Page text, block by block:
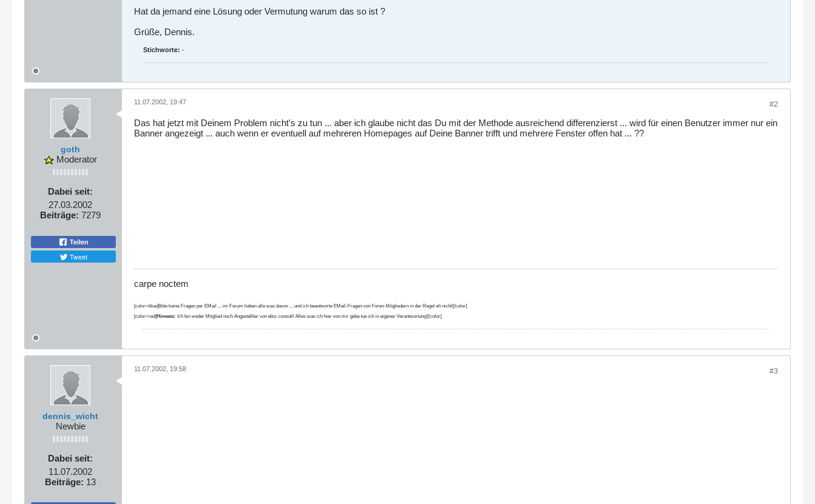
Hat da jemand eine Lösung oder Vermutung warum das so ist ?
Grüße, Dennis.
Stichworte: -
goth
Moderator
Dabei seit:
27.03.2002
Beiträge: 7279
Teilen
Tweet
#2
11.07.2002, 19:47
Das hat jetzt mit Deinem Problem nicht's zu tun ... aber ich glaube nicht das Du mit der Methode ausreichend differenzierst ... wird für einen Benutzer immer nur ein
Banner angezeigt ... auch wenn er eventuell auf mehreren Homepages auf Deine Banner trifft und mehrere Fenster offen hat ... ??
carpe noctem
[color=blue]Bitte keine Fragen per EMail ... im Forum haben alle was davon ... und ich beantworte EMail-Fragen von Foren-Mitgliedern in der Regel eh nicht![/color]
[color=red] Hinweis: Ich bin weder Mitglied noch Angestellter von ebiz-consult! Alles was ich hier von mir gebe tue ich in eigener Verantwortung![/color]
dennis_wicht
Newbie
Dabei seit:
11.07.2002
Beiträge: 13
#3
11.07.2002, 19:58